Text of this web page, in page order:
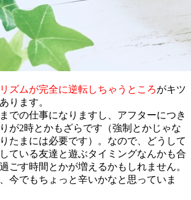
ズムが完全に逆転しちゃうところがキツ
ります。
での仕事になりますし、アフターにつき
が2時とかもざらです（強制とかじゃな
たまには必要です）。なので、どうして
ている友達と遊ぶタイミングなんかも合
ごす時間とかが増えるかもしれません。
今でもちょっと辛いかなと思っていま